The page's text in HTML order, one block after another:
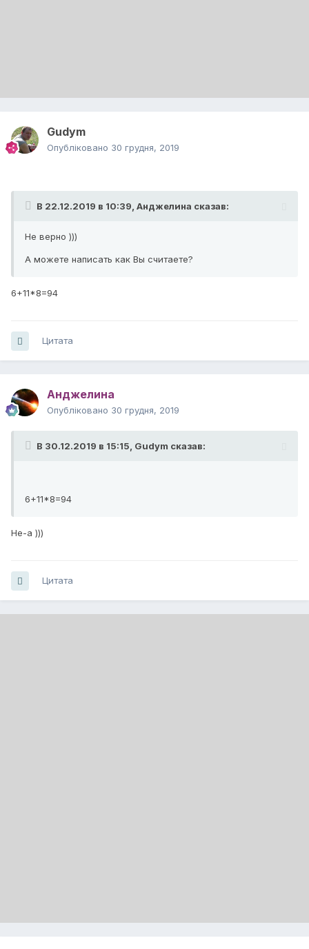
Gudym
Опубліковано 30 грудня, 2019
В 22.12.2019 в 10:39, Анджелина сказав:
Не верно )))
А можете написать как Вы считаете?
6+11*8=94
Цитата
Анджелина
Опубліковано 30 грудня, 2019
В 30.12.2019 в 15:15, Gudym сказав:
6+11*8=94
Не-а )))
Цитата